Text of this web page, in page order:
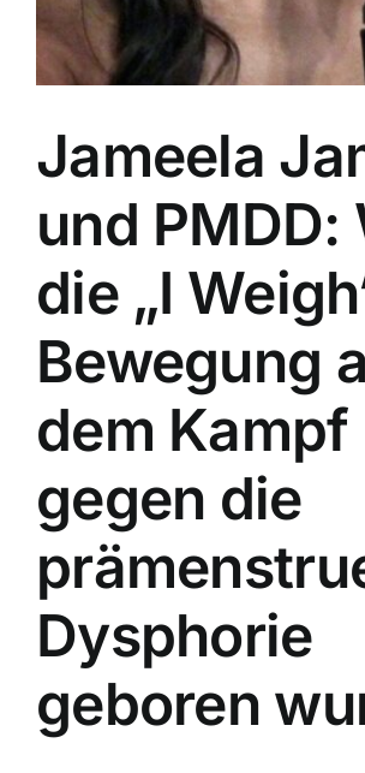
Jameela
und PMDD:
die „I
Bewegung
dem Kampf
gegen die
Dysphorie
geboren